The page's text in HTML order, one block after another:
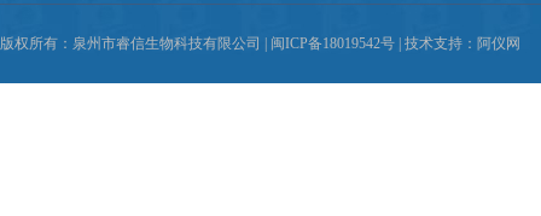
版权所有：泉州市睿信生物科技有限公司 | 闽ICP备18019542号 | 技术支持： 阿仪网